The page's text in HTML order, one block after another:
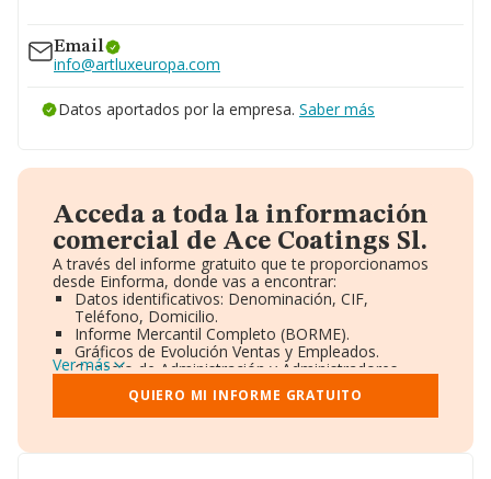
www.acecoatings.com
Email
info@artluxeuropa.com
Datos aportados por la empresa. Saber más
Acceda a toda la información
comercial de Ace Coatings Sl.
A través del informe gratuito que te proporcionamos
desde Einforma, donde vas a encontrar:
Datos identificativos: Denominación, CIF,
Teléfono, Domicilio.
Informe Mercantil Completo (BORME).
Gráficos de Evolución Ventas y Empleados.
Consejo de Administración y Administradores.
Directivos y Ejecutivos.
Accionistas.
Participaciones y Vinculaciones en otras empresas.
Información oficial y registral complementaria.
Ver más
QUIERO MI INFORME GRATUITO